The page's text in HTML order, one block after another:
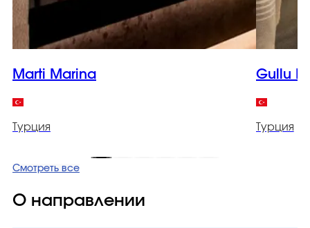
Marti Marina
Турция
Gullu
Турция
Смотреть все
О направлении